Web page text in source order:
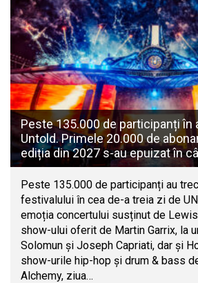
Peste 135.000 de participanți în
Untold. Primele 20.000 de
ediția din 2027 s-au epuizat în
Peste 135.000 de participanți au
festivalului în cea de-a treia zi de
emoția concertului susținut de
show-ului oferit de Martin Garrix, la
Solomun și Joseph Capriati, dar și
show-urile hip-hop și drum & bass
Alchemy, ziua…